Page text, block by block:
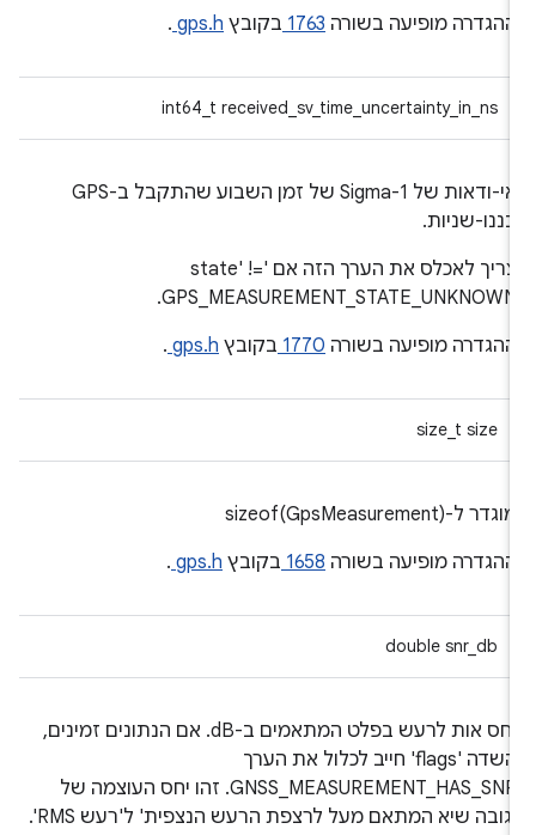
ההגדרה מופיעה בשורה1763 בקובץgps.h
.
int64_t received_sv_time_uncertainty_in_ns
אי-ודאות של 1-Sigma של זמן השבוע שהתקבל ב-GPS
בננו-שניות.
צריך לאכלס את הערך הזה אם 'state' !=
GPS_MEASUREMENT_STATE_UNKNOWN.
ההגדרה מופיעה בשורה1770 בקובץgps.h
.
size_t size
מוגדר ל-sizeof(GpsMeasurement)
ההגדרה מופיעה בשורה1658 בקובץgps.h
.
double snr_db
יחס אות לרעש בפלט המתאמים ב-dB. אם הנתונים זמינים,
השדה 'flags' חייב לכלול את הערך
GNSS_MEASUREMENT_HAS_SNR. זהו יחס העוצמה של
'גובה שיא המתאם מעל לרצפת הרעש הנצפית' ל'רעש RMS'.